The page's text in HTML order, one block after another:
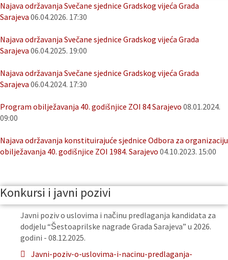
Najava održavanja Svečane sjednice Gradskog vijeća Grada
Sarajeva 06.04.2026. 17:30
Najava održavanja Svečane sjednice Gradskog vijeća Grada
Sarajeva 06.04.2025. 19:00
Najava održavanja Svečane sjednice Gradskog vijeća Grada
Sarajeva 06.04.2024. 17:30
Program obilježavanja 40. godišnjice ZOI 84 Sarajevo 08.01.2024.
09:00
Najava održavanja konstituirajuće sjednice Odbora za organizaciju
obilježavanja 40. godišnjice ZOI 1984. Sarajevo 04.10.2023. 15:00
Konkursi i javni pozivi
Javni poziv o uslovima i načinu predlaganja kandidata za
dodjelu “Šestoaprilske nagrade Grada Sarajeva” u 2026.
godini - 08.12.2025.
Javni-poziv-o-uslovima-i-nacinu-predlaganja-